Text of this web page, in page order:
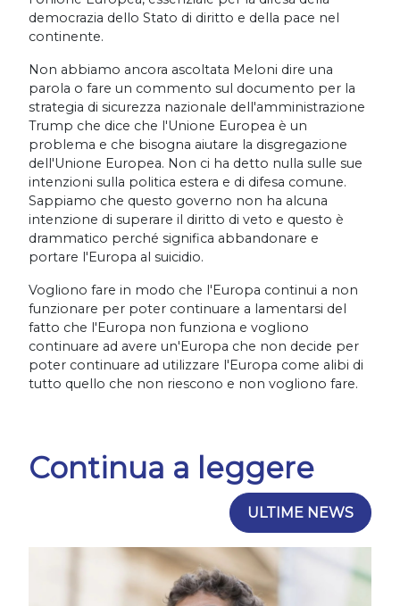
democrazia dello Stato di diritto e della pace nel
continente.
Non abbiamo ancora ascoltata Meloni dire una
parola o fare un commento sul documento per la
strategia di sicurezza nazionale dell'amministrazione
Trump che dice che l'Unione Europea è un
problema e che bisogna aiutare la disgregazione
dell'Unione Europea. Non ci ha detto nulla sulle sue
intenzioni sulla politica estera e di difesa comune.
Sappiamo che questo governo non ha alcuna
intenzione di superare il diritto di veto e questo è
drammatico perché significa abbandonare e
portare l'Europa al suicidio.
Vogliono fare in modo che l'Europa continui a non
funzionare per poter continuare a lamentarsi del
fatto che l'Europa non funziona e vogliono
continuare ad avere un'Europa che non decide per
poter continuare ad utilizzare l'Europa come alibi di
tutto quello che non riescono e non vogliono fare.
Continua a leggere
ULTIME NEWS